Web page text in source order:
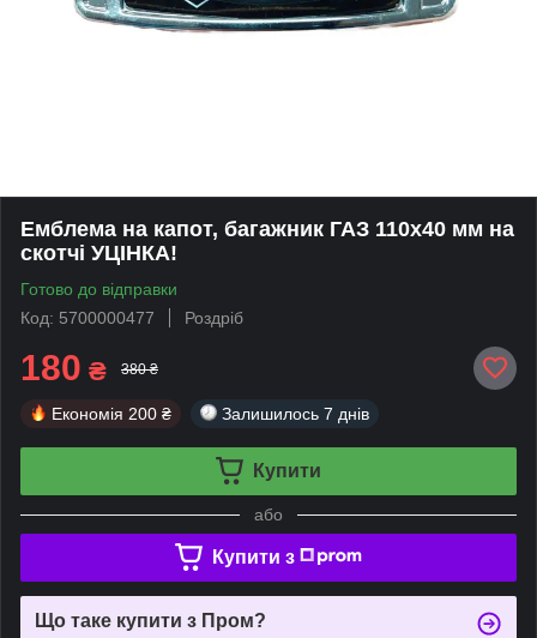
Емблема на капот, багажник ГАЗ 110х40 мм на
скотчі УЦІНКА!
Готово до відправки
Код: 5700000477
Роздріб
180 ₴ 380 ₴
Економія 200 ₴ Залишилось 7 днів
Купити
або
Купити з
Що таке купити з Пром?